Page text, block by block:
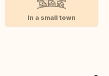
In a small town